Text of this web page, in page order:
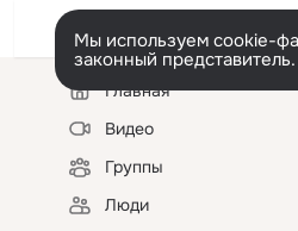
Мы используем cookie-
законный представитель.
Левая
колонкаГлавная
Видео
Группы
Люди